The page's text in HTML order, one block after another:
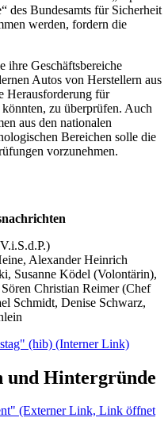
des Bundesamts für Sicherheit
werden, fordern die
ihre Geschäftsbereiche
Autos von Herstellern aus
Herausforderung für
zu überprüfen. Auch
aus den nationalen
Bereichen solle die
vorzunehmen.
Alexander Heinrich
Susanne Ködel (Volontärin),
Christian Reimer (Chef
Schmidt, Denise Schwarz,
(hib) (Interner Link)
und Hintergründe
(Externer Link, Link öffnet